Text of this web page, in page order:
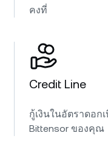
คงที่
Credit Line
กู้เงินในอัตราดอก
Bittensor ของคุณ